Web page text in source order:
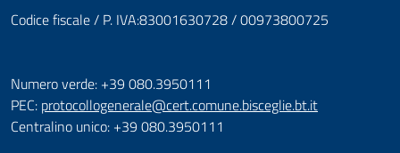
Codice fiscale / P. IVA:83001630728 / 00973800725
Numero verde: +39 080.3950111
PEC: protocollogenerale@cert.comune.bisceglie.bt.it
Centralino unico: +39 080.3950111